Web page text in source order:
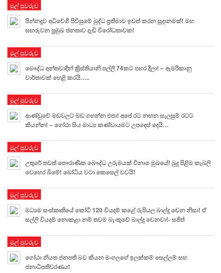
මුල් පුවරුව
පින්නදූව අධිවේගී පිවිසුමේ බුද්ධ ප්‍රතිමාව ඉවත් කරන සූදානමක්! මහ
සඟරුවන ප්‍රමුඛ ජනතාව දැඩි විරෝධතාවක!
මුල් පුවරුව
බෞද්ධ අන්තවාදීන් ක්‍රිස්තියානි පල්ලි 74කට පහර දීලා! – ඇමරිකානු
වාර්තාවක් හෙළි කරයි…..
මුල් පුවරුව
ආණ්ඩුවේ මඩවලට මඩ ගහන්න එපා! අපේ රට නඟන සැලසුම් රටට
කියන්න! – ගෝඨා සිය මාධ්‍ය කණ්ඩායමට උපදෙස් දෙයි…
මුල් පුවරුව
උතුරේ තවත් පෞරාණික බෞද්ධ උරුමයක් විනාශ මුඛයේ! බුදු පිළිම කැබලි
වෙහෙර බිමේ! බෝධිය වටා කෙසෙල් වවයි!
මුල් පුවරුව
මධ්‍යම සංස්කෘතියේ කෝටි 120 වියදම් කළේ රුපියල බාල්දු වෙන නිසා! ඒ
සල්ලි වියදම් නොකළා නම් තවම බැංකුවේ බාල්දු වෙනවා!- සජිත්
මුල් පුවරුව
ගෝඨා නියත ජනපති බව කියන මංගලගේ ඉලක්කම් සෙල්ලම් සහ
ජනාධිපතිවරණය!